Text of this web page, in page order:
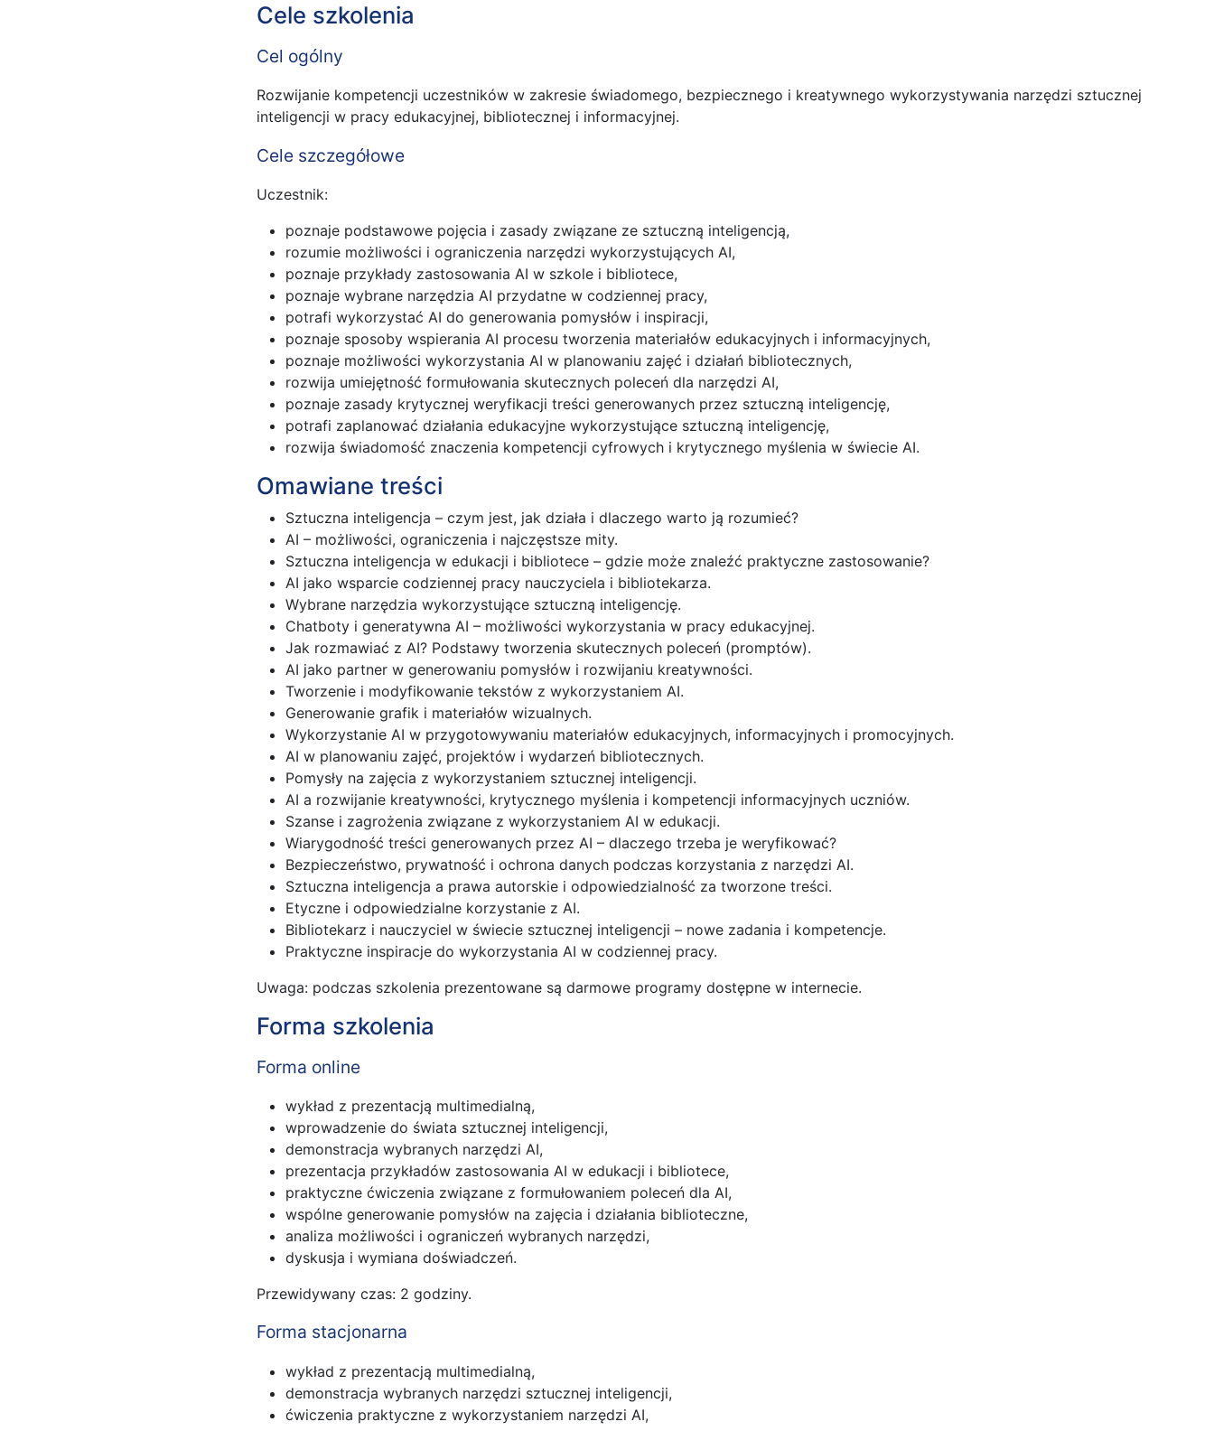
Cele szkolenia
Cel ogólny
Rozwijanie kompetencji uczestników w zakresie świadomego, bezpiecznego i kreatywnego wykorzystywania narzędzi sztucznej
inteligencji w pracy edukacyjnej, bibliotecznej i informacyjnej.
Cele szczegółowe
Uczestnik:
poznaje podstawowe pojęcia i zasady związane ze sztuczną inteligencją,
rozumie możliwości i ograniczenia narzędzi wykorzystujących AI,
poznaje przykłady zastosowania AI w szkole i bibliotece,
poznaje wybrane narzędzia AI przydatne w codziennej pracy,
potrafi wykorzystać AI do generowania pomysłów i inspiracji,
poznaje sposoby wspierania AI procesu tworzenia materiałów edukacyjnych i informacyjnych,
poznaje możliwości wykorzystania AI w planowaniu zajęć i działań bibliotecznych,
rozwija umiejętność formułowania skutecznych poleceń dla narzędzi AI,
poznaje zasady krytycznej weryfikacji treści generowanych przez sztuczną inteligencję,
potrafi zaplanować działania edukacyjne wykorzystujące sztuczną inteligencję,
rozwija świadomość znaczenia kompetencji cyfrowych i krytycznego myślenia w świecie AI.
Omawiane treści
Sztuczna inteligencja – czym jest, jak działa i dlaczego warto ją rozumieć?
AI – możliwości, ograniczenia i najczęstsze mity.
Sztuczna inteligencja w edukacji i bibliotece – gdzie może znaleźć praktyczne zastosowanie?
AI jako wsparcie codziennej pracy nauczyciela i bibliotekarza.
Wybrane narzędzia wykorzystujące sztuczną inteligencję.
Chatboty i generatywna AI – możliwości wykorzystania w pracy edukacyjnej.
Jak rozmawiać z AI? Podstawy tworzenia skutecznych poleceń (promptów).
AI jako partner w generowaniu pomysłów i rozwijaniu kreatywności.
Tworzenie i modyfikowanie tekstów z wykorzystaniem AI.
Generowanie grafik i materiałów wizualnych.
Wykorzystanie AI w przygotowywaniu materiałów edukacyjnych, informacyjnych i promocyjnych.
AI w planowaniu zajęć, projektów i wydarzeń bibliotecznych.
Pomysły na zajęcia z wykorzystaniem sztucznej inteligencji.
AI a rozwijanie kreatywności, krytycznego myślenia i kompetencji informacyjnych uczniów.
Szanse i zagrożenia związane z wykorzystaniem AI w edukacji.
Wiarygodność treści generowanych przez AI – dlaczego trzeba je weryfikować?
Bezpieczeństwo, prywatność i ochrona danych podczas korzystania z narzędzi AI.
Sztuczna inteligencja a prawa autorskie i odpowiedzialność za tworzone treści.
Etyczne i odpowiedzialne korzystanie z AI.
Bibliotekarz i nauczyciel w świecie sztucznej inteligencji – nowe zadania i kompetencje.
Praktyczne inspiracje do wykorzystania AI w codziennej pracy.
Uwaga: podczas szkolenia prezentowane są darmowe programy dostępne w internecie.
Forma szkolenia
Forma online
wykład z prezentacją multimedialną,
wprowadzenie do świata sztucznej inteligencji,
demonstracja wybranych narzędzi AI,
prezentacja przykładów zastosowania AI w edukacji i bibliotece,
praktyczne ćwiczenia związane z formułowaniem poleceń dla AI,
wspólne generowanie pomysłów na zajęcia i działania biblioteczne,
analiza możliwości i ograniczeń wybranych narzędzi,
dyskusja i wymiana doświadczeń.
Przewidywany czas: 2 godziny.
Forma stacjonarna
wykład z prezentacją multimedialną,
demonstracja wybranych narzędzi sztucznej inteligencji,
ćwiczenia praktyczne z wykorzystaniem narzędzi AI,